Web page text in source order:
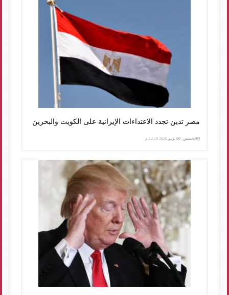
مصر تدين تجدد الاعتداءات الإيرانية على الكويت والبحرين
الخميس، 09 يوليو 2026 12:14 م